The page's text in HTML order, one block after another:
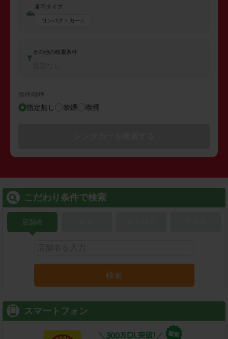
車両タイプ
コンパクトカー
その他の検索条件
禁煙/喫煙
指定無し 禁煙 喫煙
こだわり条件で検索
店舗名
検索
スマートフォン